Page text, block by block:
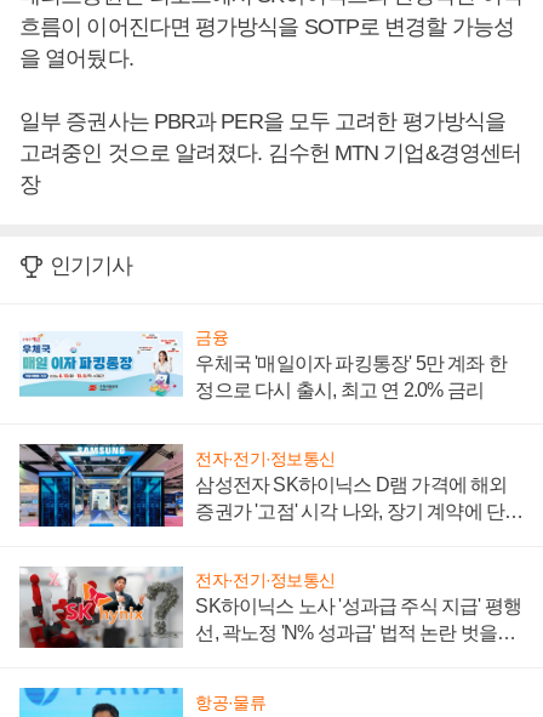
흐름이 이어진다면 평가방식을 SOTP로 변경할 가능성
을 열어뒀다.
일부 증권사는 PBR과 PER을 모두 고려한 평가방식을
고려중인 것으로 알려졌다. 김수헌 MTN 기업&경영센터
장
인기기사
금융
우체국 '매일이자 파킹통장' 5만 계좌 한
정으로 다시 출시, 최고 연 2.0% 금리
전자·전기·정보통신
삼성전자 SK하이닉스 D램 가격에 해외
증권가 '고점' 시각 나와, 장기 계약에 단점
전자·전기·정보통신
SK하이닉스 노사 '성과급 주식 지급' 평행
선, 곽노정 'N% 성과급' 법적 논란 벗을지
항공·물류